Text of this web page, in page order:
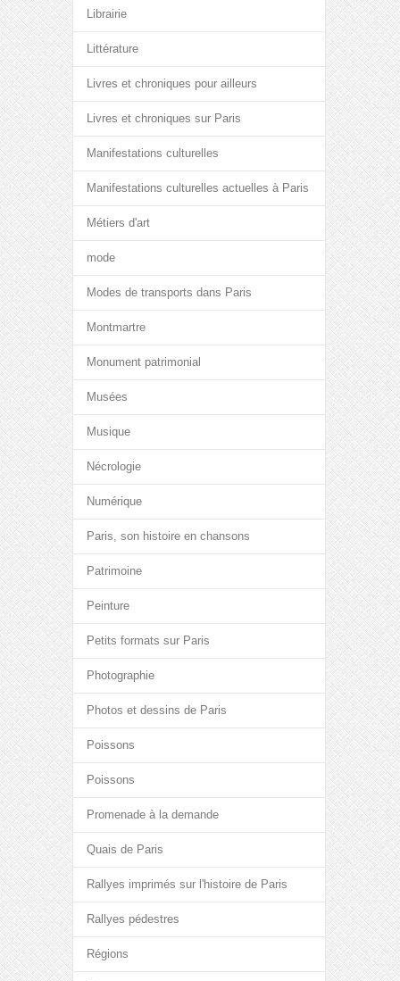
Librairie
Littérature
Livres et chroniques pour ailleurs
Livres et chroniques sur Paris
Manifestations culturelles
Manifestations culturelles actuelles à Paris
Métiers d'art
mode
Modes de transports dans Paris
Montmartre
Monument patrimonial
Musées
Musique
Nécrologie
Numérique
Paris, son histoire en chansons
Patrimoine
Peinture
Petits formats sur Paris
Photographie
Photos et dessins de Paris
Poissons
Poissons
Promenade à la demande
Quais de Paris
Rallyes imprimés sur l'histoire de Paris
Rallyes pédestres
Régions